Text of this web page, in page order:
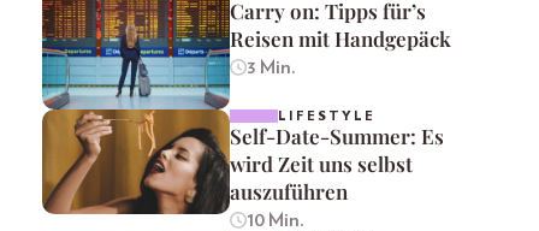
Carry on: Tipps für’s
Reisen mit Handgepäck
3 Min.
LIFESTYLE
Self-Date-Summer: Es
wird Zeit uns selbst
auszuführen
10 Min.